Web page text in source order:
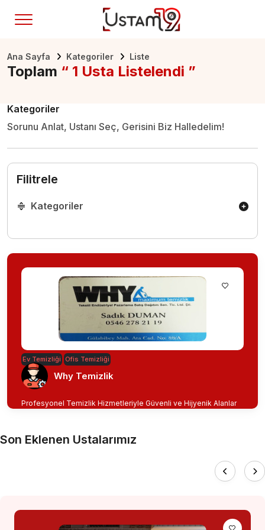
Ana Sayfa Kategoriler Liste
Toplam “ 1 Usta Listelendi ”
Kategoriler
Sorunu Anlat, Ustanı Seç, Gerisini Biz Halledelim!
Filitrele
Kategoriler
Ev Temizliği Ofis Temizliği
Why Temizlik
Profesyonel Temizlik Hizmetleriyle Güvenli ve Hijyenik Alanlar
Son Eklenen Ustalarımız